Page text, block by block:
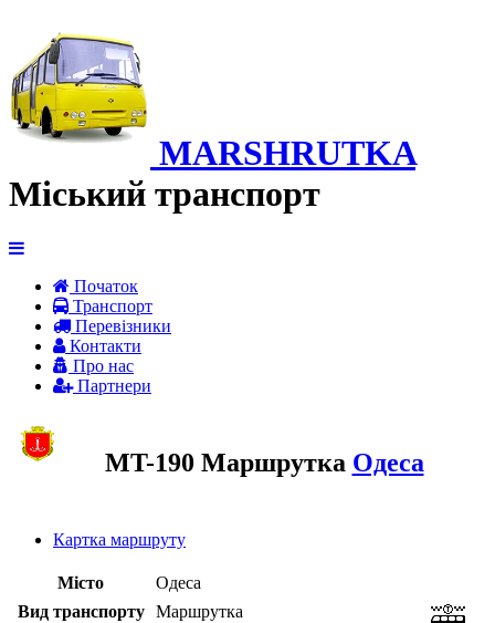
MARSHRUTKA
Міський транспорт
Початок
Транспорт
Перевiзники
Контакти
Про нас
Партнери
MT-190 Маршрутка Одеса
Картка маршруту
Місто
Одеса
Вид транспорту
Маршрутка